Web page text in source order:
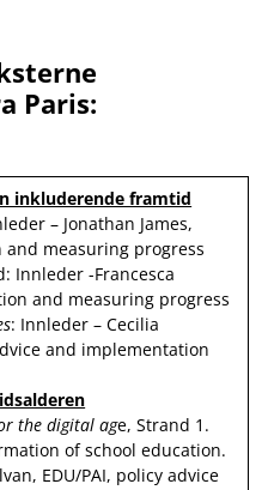
Paris:
inkluderende framtid
– Jonathan James,
and measuring progress
Innleder -Francesca
and measuring progress
: Innleder – Cecilia
and implementation
the digital age, Strand 1.
of school education.
EDU/PAI, policy advice